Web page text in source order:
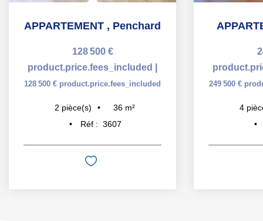
APPARTEMENT , Penchard
128 500 €
product.price.fees_included
128 500 € product.price.fees_included
2 pièce(s) 36 m²
Réf : 3607
249 500 €
4